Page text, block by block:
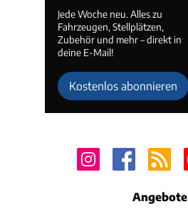
Jede Woche neu. Alles zu
Fahrzeugen, Stellplätzen,
Zubehör und mehr – direkt in
deine E-Mail!
Kostenlos abonnieren
Angebote